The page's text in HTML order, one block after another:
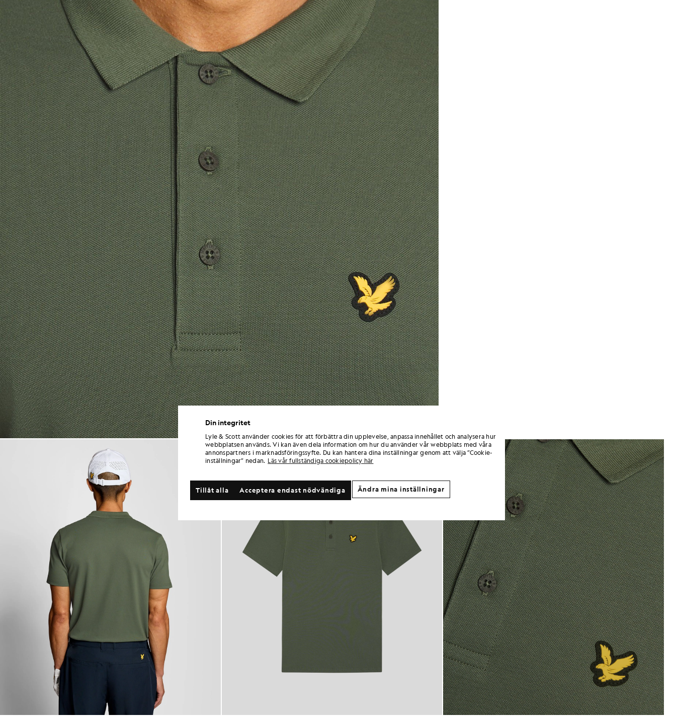
Man i teknisk polotröja i kaktusgrönt Man i teknisk polotröja i kaktusgrönt Man i teknisk polotröja i
Din integritet
Lyle & Scott använder cookies för att förbättra din upplevelse, anpassa innehållet och analysera hur
webbplatsen används. Vi kan även dela information om hur du använder vår webbplats med våra
annonspartners i marknadsföringssyfte. Du kan hantera dina inställningar genom att välja ”Cookie-
inställningar” nedan. Läs vår fullständiga cookiepolicy här
Acceptera endast nödvändiga
Tillåt alla Ändra mina inställningar